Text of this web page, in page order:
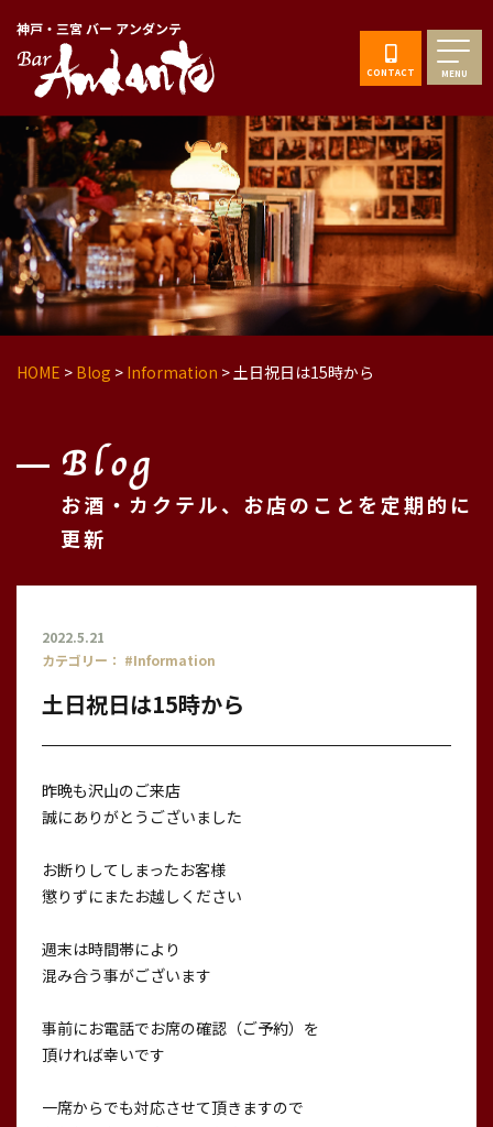
神戸・三宮 バー アンダンテ
CONTACT MENU
HOME > Blog > Information >土日祝日は15時から
Blog
お酒・カクテル、お店のことを定期的に
更新
2022.5.21
カテゴリー： #Information
土日祝日は15時から
昨晩も沢山のご来店
誠にありがとうございました
お断りしてしまったお客様
懲りずにまたお越しください
週末は時間帯により
混み合う事がございます
事前にお電話でお席の確認（ご予約）を
頂ければ幸いです
一席からでも対応させて頂きますので